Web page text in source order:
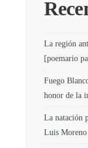
La región
[poemario
Fuego
honor de la
La natación
Luis